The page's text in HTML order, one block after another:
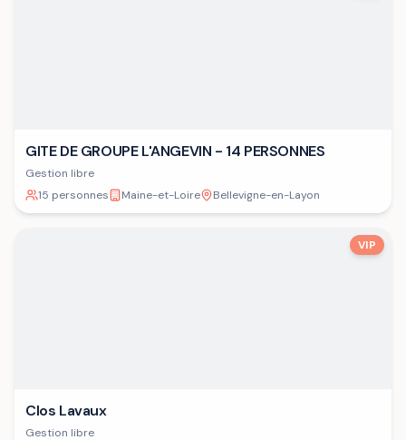
GITE DE GROUPE L'ANGEVIN - 14 PERSONNES
Gestion libre
15 personnes
Maine-et-Loire Bellevigne-en-Layon
VIP
Clos Lavaux
Gestion libre